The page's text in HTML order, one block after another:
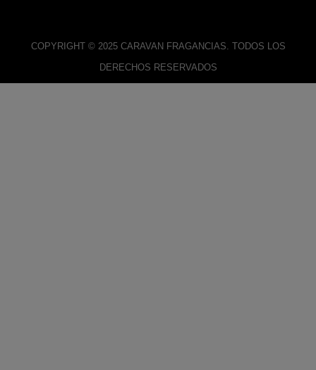
COPYRIGHT © 2025 CARAVAN FRAGANCIAS. TODOS LOS
DERECHOS RESERVADOS